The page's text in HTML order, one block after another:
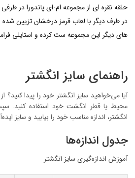
حلقه نقره ای از مجموعه ام-ای پاندورا در
در طرف دیگر با لعاب قرمز درخشان تزیین شده
های دیگر این مجموعه ست کرده و استایلی
راهنمای سایز انگشتر
آیا می‌خواهید سایز انگشتر خود را پیدا کنید؟
محیط یا قطر انگشت خود استفاده کنید.
انگشتر، اندازه مناسب خود را بیابید و سایز
جدول اندازه‌ها
آموزش اندازه‌گیری سایز انگشتر